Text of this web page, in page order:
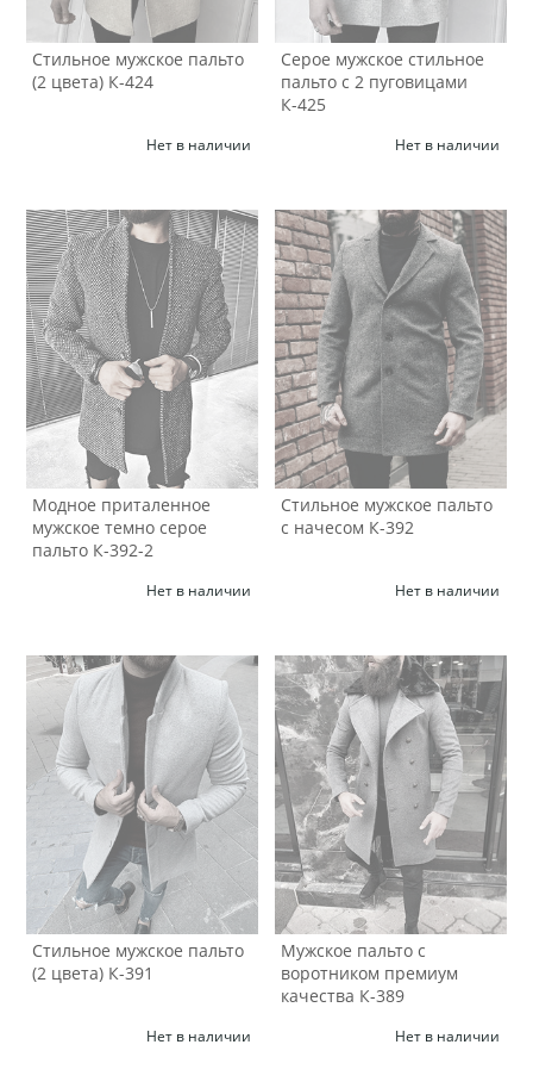
Стильное мужское пальто
(2 цвета) К-424
Нет в наличии
Серое мужское стильное
пальто с 2 пуговицами
К-425
Нет в наличии
Модное приталенное
мужское темно серое
пальто К-392-2
Нет в наличии
Стильное мужское пальто
с начесом К-392
Нет в наличии
Стильное мужское пальто
(2 цвета) К-391
Нет в наличии
Мужское пальто с
воротником премиум
качества К-389
Нет в наличии